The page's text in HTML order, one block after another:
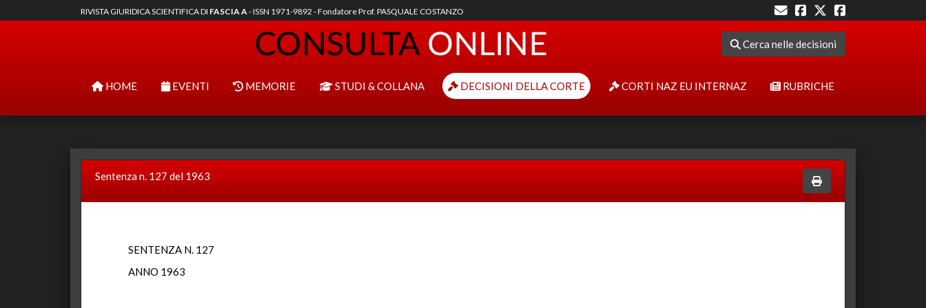
RIVISTA GIURIDICA SCIENTIFICA DI FASCIA A- ISSN 1971-9892 - Fondatore Prof. PASQUALE COSTANZO
Cerca nelle decisioni
HOME EVENTI MEMORIE STUDI & COLLANA DECISIONI DELLA CORTE CORTI NAZ EU INTERNAZ RUBRICHE
Sentenza n. 127 del 1963
SENTENZA N. 127
ANNO 1963